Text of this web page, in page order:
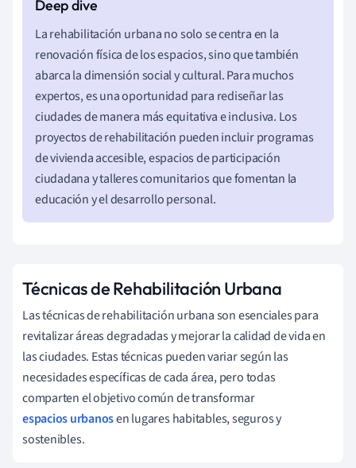
La rehabilitación urbana no solo se centra en la
renovación física de los espacios, sino que también
abarca la dimensión social y cultural. Para muchos
expertos, es una oportunidad para rediseñar las
ciudades de manera más equitativa e inclusiva. Los
proyectos de rehabilitación pueden incluir programas
de vivienda accesible, espacios de participación
ciudadana y talleres comunitarios que fomentan la
educación y el desarrollo personal.
Técnicas de Rehabilitación Urbana
Las técnicas de rehabilitación urbana son esenciales para
revitalizar áreas degradadas y mejorar la calidad de vida en
las ciudades. Estas técnicas pueden variar según las
necesidades específicas de cada área, pero todas
comparten el objetivo común de transformar
espacios urbanosen lugares habitables, seguros y
sostenibles.